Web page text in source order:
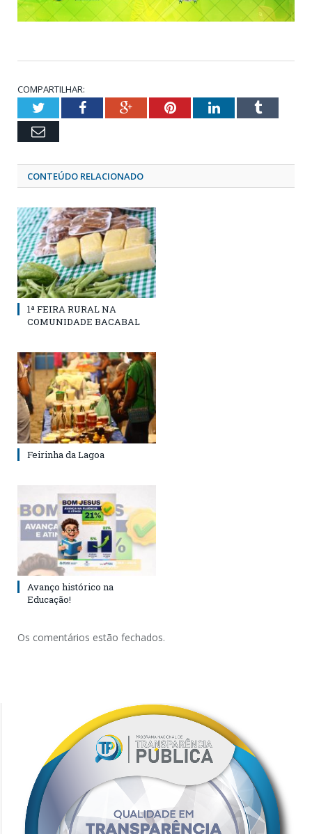
COMPARTILHAR:
TwitterFacebookGoogle+PinterestLinkedInTumblr
Email
CONTEÚDO RELACIONADO
1ª FEIRA RURAL NA
COMUNIDADE BACABAL
Feirinha da Lagoa
Avanço histórico na
Educação!
Os comentários estão fechados.